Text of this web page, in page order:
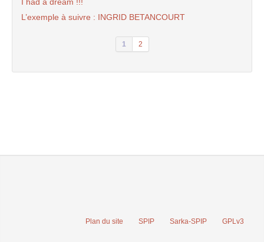
L’exemple à suivre : INGRID BETANCOURT
1 2
Plan du site SPIP Sarka-SPIP GPLv3